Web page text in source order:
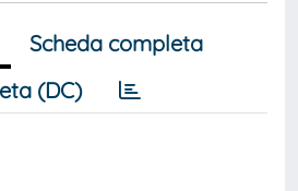
Scheda completa
(DC)